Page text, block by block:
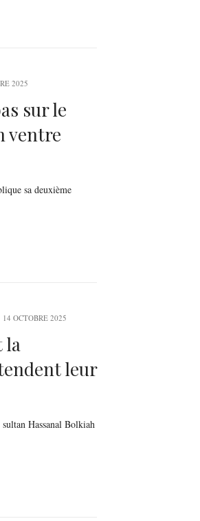
2025
sur le
ventre
sa deuxième
14 OCTOBRE 2025
la
leur
Hassanal Bolkiah